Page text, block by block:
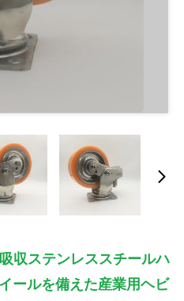
収ステンレススチールハ
ールを備えた産業用ヘビ